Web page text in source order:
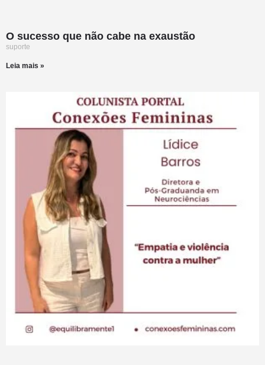
O sucesso que não cabe na exaustão
suporte
Leia mais »